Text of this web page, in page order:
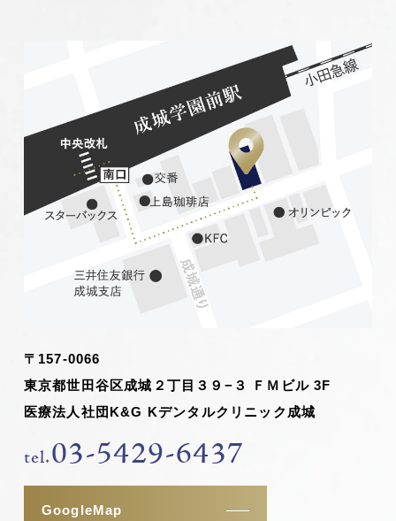
〒157-0066
東京都世田谷区成城２丁目３９−３ ＦＭビル 3F
医療法人社団K&G Kデンタルクリニック成城
tel.03-5429-6437
GoogleMap